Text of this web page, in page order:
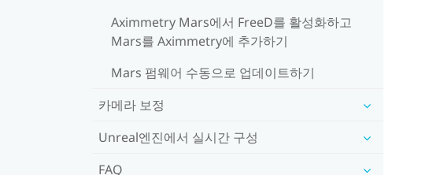
Aximmetry Mars에서 FreeD를 활성화하고
Mars를 Aximmetry에 추가하기
Mars 펌웨어 수동으로 업데이트하기
카메라 보정
Unreal엔진에서 실시간 구성
FAQ